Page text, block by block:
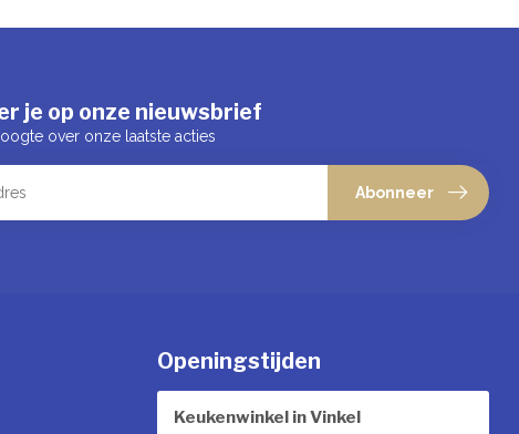
je op onze nieuwsbrief
over onze laatste acties
Abonneer
Openingstijden
Keukenwinkel in Vinkel